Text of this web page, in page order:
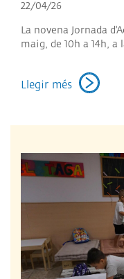
22/04/26
La novena Jornada
maig, de 10h a 14h,
Llegir més